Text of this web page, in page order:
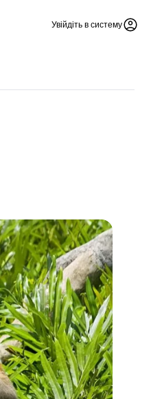
Увійдіть в систему